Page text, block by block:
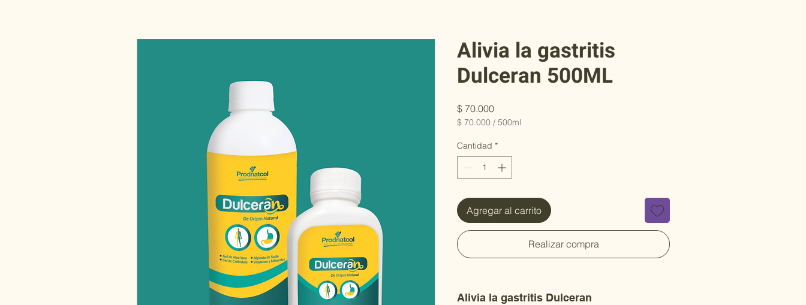
Alivia la gastritis
Dulceran 500ML
$ 70.000Precio
$ 70.000 / 500ml
por
500
Mililitro
Cantidad *
Agregar al carrito
Realizar compra
Alivia la gastritis Dulceran